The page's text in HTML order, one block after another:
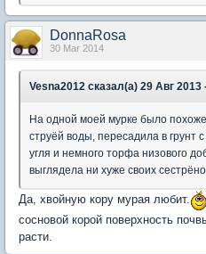
DonnaRosa
30 Mar 2014
Vesna2012 сказал(а) 29 Авг 2013
На одной моей мурке было
струёй воды, пересадила в грунт
угля и немного торфа низового
выглядела ни хуже своих
Да, хвойную кору мурая любит.
сосновой корой поверхность
расти.